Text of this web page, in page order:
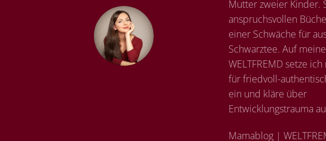
Mutter zweier Kinder.
anspruchsvollen
einer Schwäche für
Schwarztee. Auf
WELTFREMD setze
für friedvoll-
ein und kläre über
Entwicklungstrauma
Mamablog |